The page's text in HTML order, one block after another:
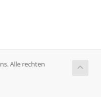
Alle rechten